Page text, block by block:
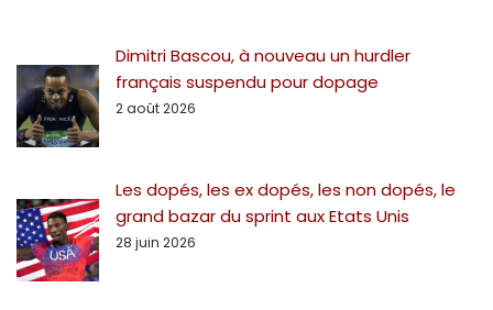
Dimitri Bascou, à nouveau un hurdler
français suspendu pour dopage
2 août 2026
Les dopés, les ex dopés, les non dopés, le
grand bazar du sprint aux Etats Unis
28 juin 2026